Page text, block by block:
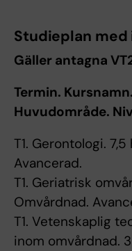
Studieplan
Gäller antagna
Termin.
Huvudområde.
T1. Gerontologi.
Avancerad.
T1. Geriatrisk
Omvårdnad.
T1. Vetenskaplig
inom omvårdnad.